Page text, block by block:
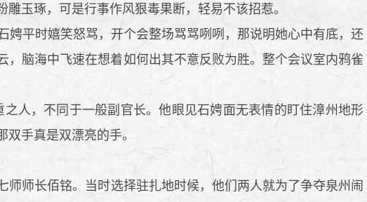
玉琢，可是行事作风狠毒果断，轻易不该招惹。
平时嬉笑怒骂，开个会整场骂骂咧咧，那说明她心中有底，还
脑海中飞速在想着如何出其不意反败为胜。整个会议室内鸦雀
人，不同于一般副官长。他眼见石娉面无表情的盯住漳州地形
手真是双漂亮的手。
师长佰铭。当时选择驻扎地时候，他们两人就为了争夺泉州闹